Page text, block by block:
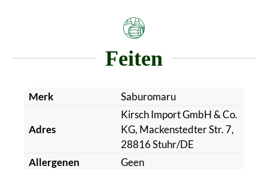
Feiten
Merk Saburomaru
Adres
Kirsch Import GmbH & Co.
KG, Mackenstedter Str. 7,
28816 Stuhr/DE
Allergenen
Geen